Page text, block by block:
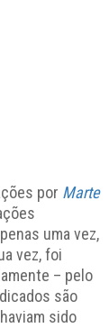
por Marte
uma vez,
vez, foi
– pelo
são
sido